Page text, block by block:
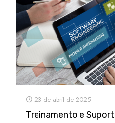
23 de abril de 2025
Treinamento e